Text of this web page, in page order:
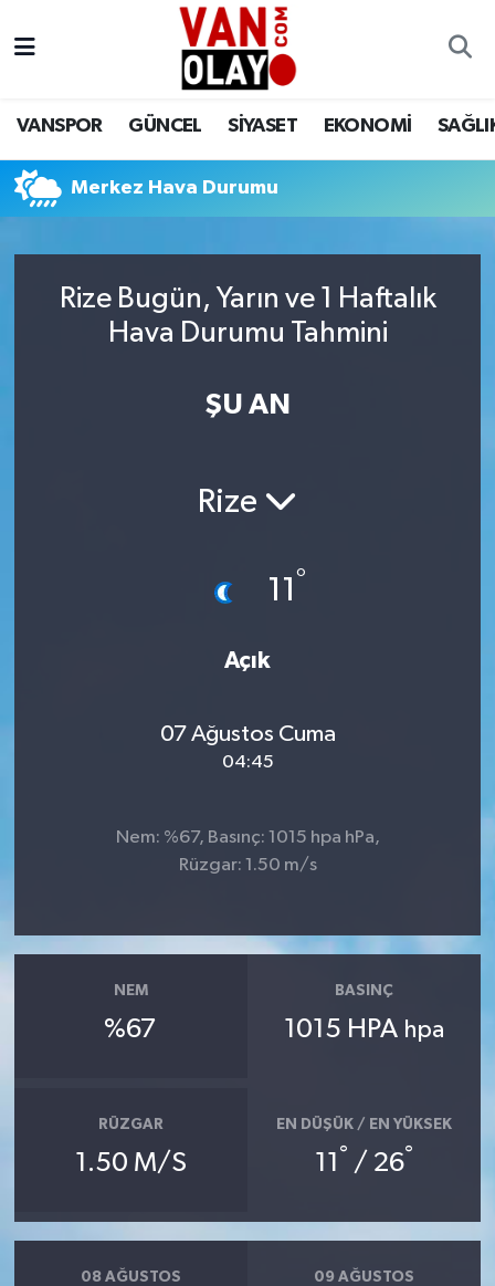
VANSPOR GÜNCEL SİYASET EKONOMİ
Merkez Hava Durumu
Rize Bugün, Yarın ve 1 Haftalık
Hava Durumu Tahmini
ŞU AN
Rize
11 °
Açık
07 Ağustos Cuma
04:45
Nem: %67, Basınç: 1015 hpa hPa,
Rüzgar: 1.50 m/s
NEM
%67
BASINÇ
1015 HPA hpa
RÜZGAR
1.50 M/S
EN DÜŞÜK / EN YÜKSEK
11 ° / 26°
08 AĞUSTOS 09 AĞUSTOS
Siyaset
Ekonomi
Sağlık
Van Nöbetçi Eczaneler
Van Namaz Vakitleri
Van Trafik Yoğunluk Haritası
Süper Lig Puan Durumu ve Fikstür
Son Dakika Haberleri